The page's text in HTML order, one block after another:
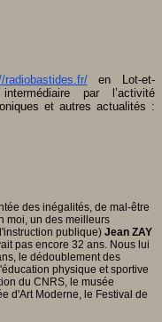
radiobastides.fr/en Lot-et-
par l’activité
et autres actualités :
des inégalités, de mal-être
moi, un des meilleurs
publique) Jean ZAY
pas encore 32 ans. Nous lui
le dédoublement des
physique et sportive
du CNRS, le musée
d'Art Moderne, le Festival de